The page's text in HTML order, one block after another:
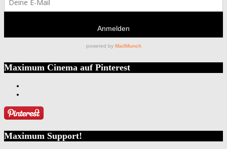
Maximum Cinema auf Pinterest
Maximum Support!